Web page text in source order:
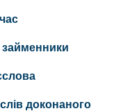
займенники
доконаного